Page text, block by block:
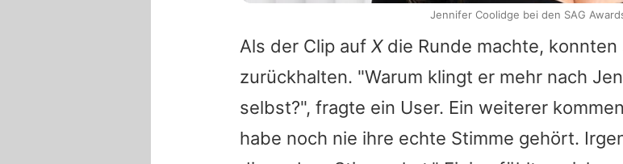
Als der Clip auf Xdie Runde machte,
zurückhalten. "Warum klingt er mehr nach
selbst?", fragte ein User. Ein weiterer
habe noch nie ihre echte Stimme gehört.
Jennifer Coolidge bei den SAG